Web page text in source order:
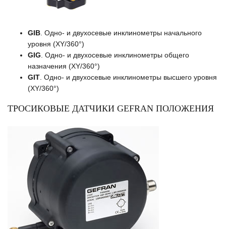
GIB . Одно- и двухосевые инклинометры начального
уровня (XY/360°)
GIG . Одно- и двухосевые инклинометры общего
назначения (XY/360°)
GIT . Одно- и двухосевые инклинометры высшего уровня
(XY/360°)
ТРОСИКОВЫЕ ДАТЧИКИ GEFRAN ПОЛОЖЕНИЯ